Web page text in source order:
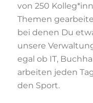
von 250
Themen
bei denen Du
unsere
egal ob IT,
arbeiten jeden
den Sport.